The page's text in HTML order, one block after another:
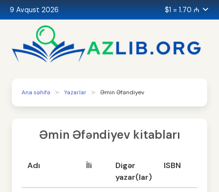
9 Avqust 2026 $1 = 1.70 ₼
Ana səhifə Yazarlar Əmin Əfəndiyev
Əmin Əfəndiyev kitabları
Adı İli
Digər
yazar(lar)
ISBN